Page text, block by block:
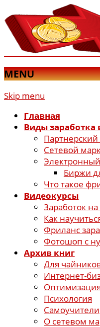
MENU
Skip menu
Главная
Виды заработка
Сетевой
Биржи
Что такое
Видеокурсы
Заработок
Как
Фриланс
Фотошоп с
Архив книг
Для
Интернет-
Психология
Самоучители
О сетевом